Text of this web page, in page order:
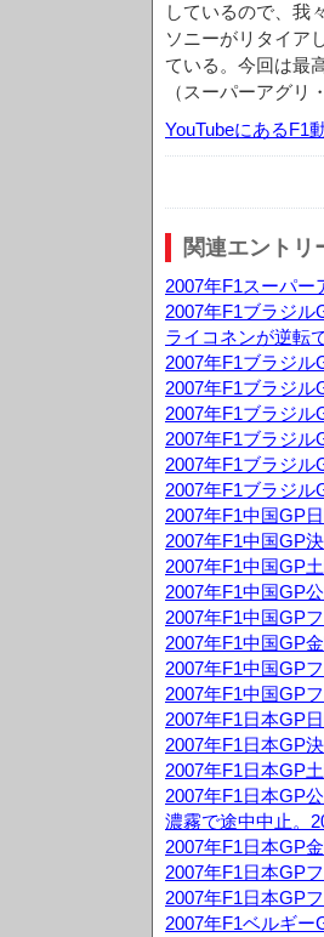
しているので、我
ソニーがリタイア
ている。今回は最
（スーパーアグ
YouTubeにあるF1
関連エントリ
2007年F1スーパー
2007年F1ブラジ
ライコネンが逆転
2007年F1ブラジ
2007年F1ブラジル
2007年F1ブラジル
2007年F1ブラジ
2007年F1ブラジル
2007年F1ブラジル
2007年F1中国GP
2007年F1中国GP
2007年F1中国GP
2007年F1中国GP
2007年F1中国GP
2007年F1中国GP
2007年F1中国GP
2007年F1中国GP
2007年F1日本GP
2007年F1日本GP
2007年F1日本GP
2007年F1日本GP
濃霧で途中中止。
2007年F1日本GP
2007年F1日本GP
2007年F1日本GP
2007年F1ベルギ